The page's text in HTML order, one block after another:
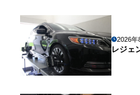
2026年
レジェ